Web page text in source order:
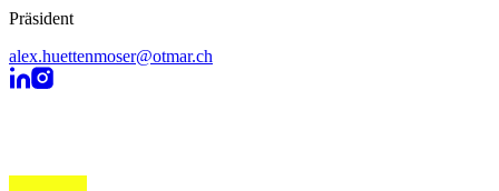
Präsident
alex.huettenmoser@otmar.ch